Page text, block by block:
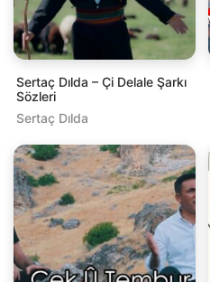
Sertaç Dılda – Çi Delale Şarkı
Sözleri
Sertaç Dılda